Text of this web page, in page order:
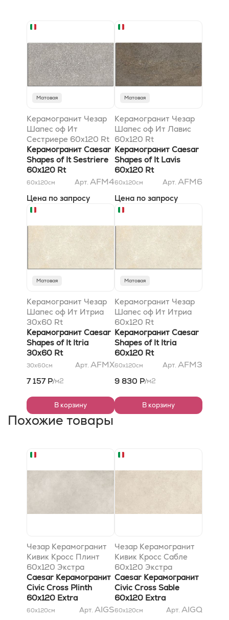
Матовая
Керамогранит Чезар
Шапес оф Ит
Сестриере 60x120 Rt
Керамогранит Caesar
Shapes of It Sestriere
60x120 Rt
60x120см Арт. AFM4
Цена по запросу
Матовая
Керамогранит Чезар
Шапес оф Ит Лавис
60x120 Rt
Керамогранит Caesar
Shapes of It Lavis
60x120 Rt
60x120см Арт. AFM6
Цена по запросу
Матовая
Керамогранит Чезар
Шапес оф Ит Итриа
30x60 Rt
Керамогранит Caesar
Shapes of It Itria
30x60 Rt
30x60см Арт. AFMX
7 157 Р/м2
В корзину
Матовая
Керамогранит Чезар
Шапес оф Ит Итриа
60x120 Rt
Керамогранит Caesar
Shapes of It Itria
60x120 Rt
60x120см Арт. AFM3
9 830 Р/м2
В корзину
Похожие товары
Чезар Керамогранит
Кивик Кросс Плинт
60x120 Экстра
Caesar Керамогранит
Civic Cross Plinth
60x120 Extra
60x120см Арт. AIGS
Чезар Керамогранит
Кивик Кросс Сабле
60x120 Экстра
Caesar Керамогранит
Civic Cross Sable
60x120 Extra
60x120см Арт. AIGQ